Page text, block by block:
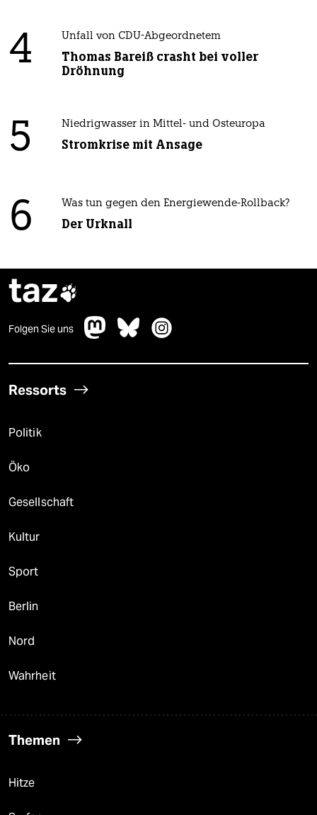
4 Unfall von CDU-Abgeordnetem
Thomas Bareiß crasht bei voller
Dröhnung
5 Niedrigwasser in Mittel- und Osteuropa
Stromkrise mit Ansage
6 Was tun gegen den Energiewende-Rollback?
Der Urknall
taz
Folgen Sie uns
Ressorts
Politik
Öko
Gesellschaft
Kultur
Sport
Berlin
Nord
Wahrheit
Themen
Hitze